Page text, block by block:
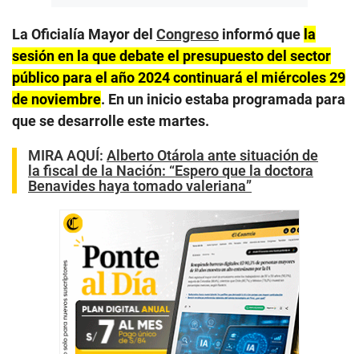
La Oficialía Mayor del Congreso informó que la
sesión en la que debate el presupuesto del sector
público para el año 2024 continuará el miércoles 29
de noviembre. En un inicio estaba programada para
que se desarrolle este martes.
MIRA AQUÍ: Alberto Otárola ante situación de
la fiscal de la Nación: “Espero que la doctora
Benavides haya tomado valeriana”